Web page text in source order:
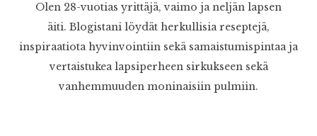
Olen 28-vuotias yrittäjä, vaimo ja neljän lapsen
äiti. Blogistani löydät herkullisia reseptejä,
inspiraatiota hyvinvointiin sekä samaistumispintaa ja
vertaistukea lapsiperheen sirkukseen sekä
vanhemmuuden moninaisiin pulmiin.